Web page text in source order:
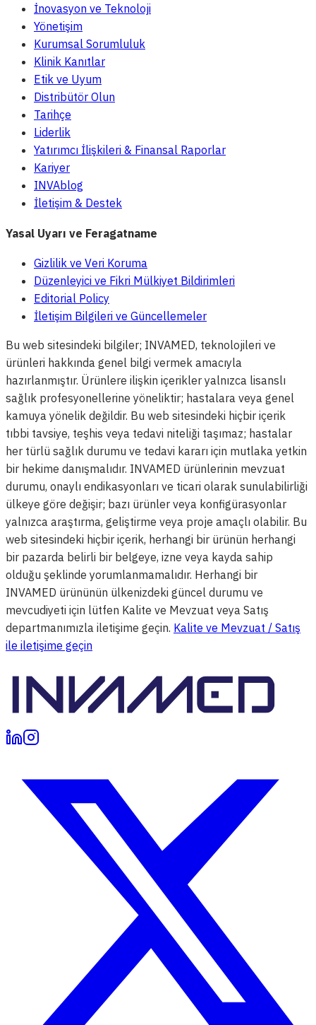
İnovasyon ve Teknoloji
Yönetişim
Kurumsal Sorumluluk
Klinik Kanıtlar
Etik ve Uyum
Distribütör Olun
Tarihçe
Liderlik
Yatırımcı İlişkileri & Finansal Raporlar
Kariyer
INVAblog
İletişim & Destek
Yasal Uyarı ve Feragatname
Gizlilik ve Veri Koruma
Düzenleyici ve Fikri Mülkiyet Bildirimleri
Editorial Policy
İletişim Bilgileri ve Güncellemeler
Bu web sitesindeki bilgiler; INVAMED, teknolojileri ve
ürünleri hakkında genel bilgi vermek amacıyla
hazırlanmıştır. Ürünlere ilişkin içerikler yalnızca lisanslı
sağlık profesyonellerine yöneliktir; hastalara veya genel
kamuya yönelik değildir. Bu web sitesindeki hiçbir içerik
tıbbi tavsiye, teşhis veya tedavi niteliği taşımaz; hastalar
her türlü sağlık durumu ve tedavi kararı için mutlaka yetkin
bir hekime danışmalıdır. INVAMED ürünlerinin mevzuat
durumu, onaylı endikasyonları ve ticari olarak sunulabilirliği
ülkeye göre değişir; bazı ürünler veya konfigürasyonlar
yalnızca araştırma, geliştirme veya proje amaçlı olabilir. Bu
web sitesindeki hiçbir içerik, herhangi bir ürünün herhangi
bir pazarda belirli bir belgeye, izne veya kayda sahip
olduğu şeklinde yorumlanmamalıdır. Herhangi bir
INVAMED ürününün ülkenizdeki güncel durumu ve
mevcudiyeti için lütfen Kalite ve Mevzuat veya Satış
departmanımızla iletişime geçin. Kalite ve Mevzuat / Satış
ile iletişime geçin